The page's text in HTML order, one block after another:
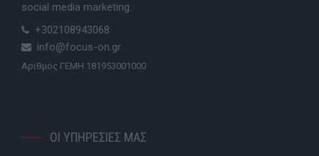
social media marketing.
+302108943068
info@focus-on.gr
Αριθμός ΓΕΜΗ 181953001000
ΟΙ ΥΠΗΡΕΣΙΕΣ ΜΑΣ